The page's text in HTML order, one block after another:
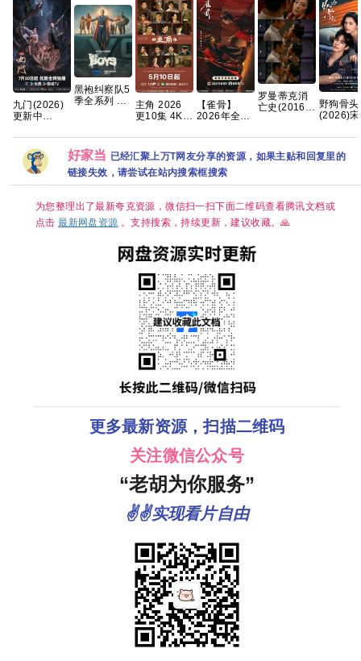
九门(2026)
更新中
国语中字网
盘资源][1GB
集]
黑袍纠察队5
季全系列 手
主角 2026
更10集 4K
【雀骨】
2026年全网
集，1280P
国语中字，
艾米侯明昊
领衔，单集
300MB超清
享
罗曼蒂克消
亡史(2016)
封简繁英][葛
优/章子怡]
[19.6GB]
野狗骨头
(2026)
靖康 何
练练 何
周铁
资源更新
好家当 已经汇聚上万T网友分享的资源，如果主贴和回复里的
链接失效，请尝试在站内搜索框搜索
为您整理出了最新夸克资源，微信扫一扫下面二维码查看腾讯文档或
点击最新网盘资源 。支持搜索，持续更新，建议收藏。🙏
更多最新资源，扫描二维码
关注微信公众号
“老胡为你服务”
✌✌实现看片自由